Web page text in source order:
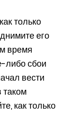
только
его
время
либо сбои
вести
таком
как только